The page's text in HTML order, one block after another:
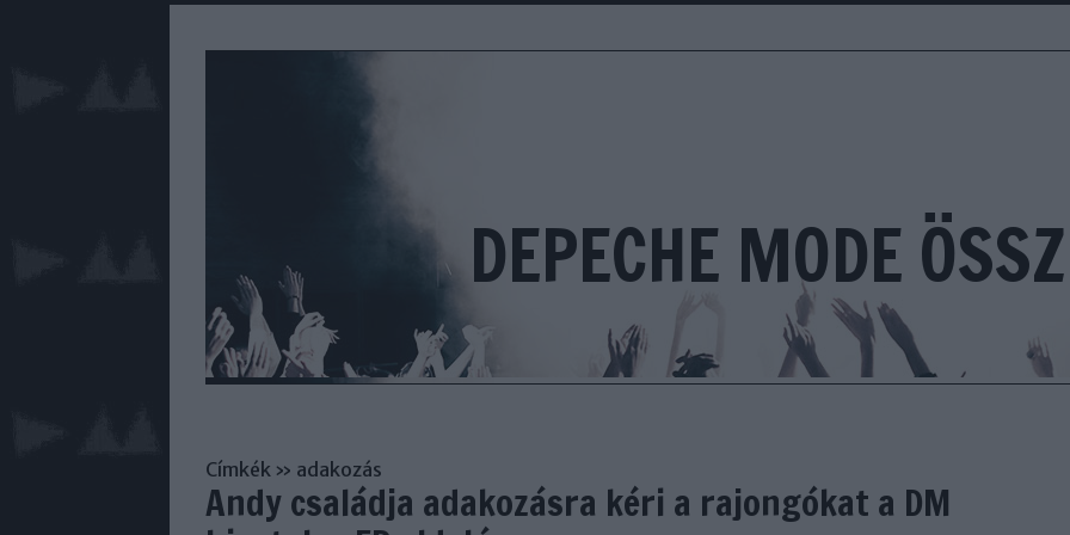
DEPECHE MODE
Címkék » adakozás
Andy családja adakozásra kéri a rajongókat a DM